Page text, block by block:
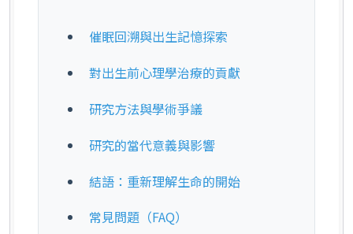
催眠回溯與出生記憶探索
對出生前心理學治療的貢獻
研究方法與學術爭議
研究的當代意義與影響
結語：重新理解生命的開始
常見問題（FAQ）